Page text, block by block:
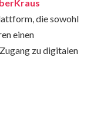
die sowohl
einen
zu digitalen